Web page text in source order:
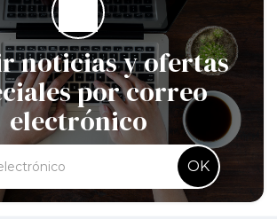
noticias y ofertas
por correo
electrónico
OK